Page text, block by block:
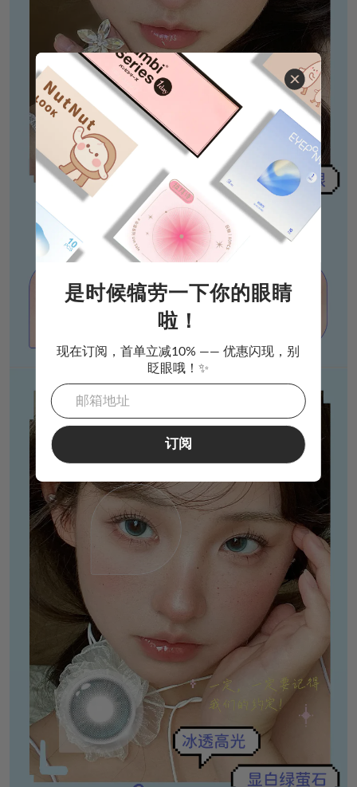
是时候犒劳一下你的眼睛
啦！
现在订阅，首单立减10% —— 优惠闪现，别
眨眼哦！✨
订阅